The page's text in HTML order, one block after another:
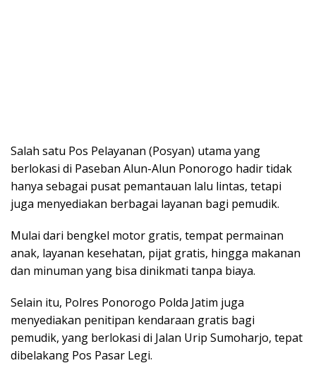
Salah satu Pos Pelayanan (Posyan) utama yang
berlokasi di Paseban Alun-Alun Ponorogo hadir tidak
hanya sebagai pusat pemantauan lalu lintas, tetapi
juga menyediakan berbagai layanan bagi pemudik.
Mulai dari bengkel motor gratis, tempat permainan
anak, layanan kesehatan, pijat gratis, hingga makanan
dan minuman yang bisa dinikmati tanpa biaya.
Selain itu, Polres Ponorogo Polda Jatim juga
menyediakan penitipan kendaraan gratis bagi
pemudik, yang berlokasi di Jalan Urip Sumoharjo, tepat
dibelakang Pos Pasar Legi.